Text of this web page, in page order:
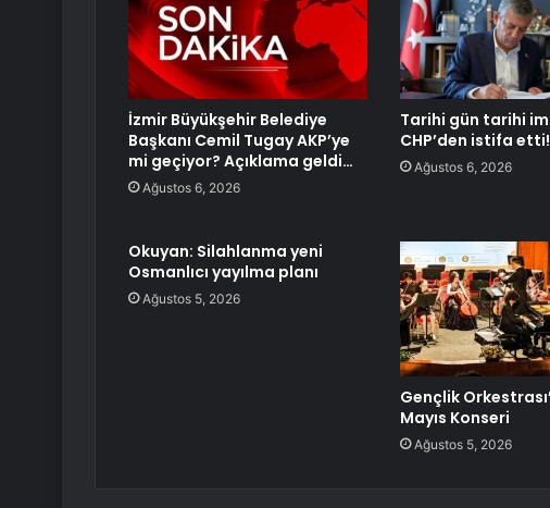
İzmir Büyükşehir Belediye
Başkanı Cemil Tugay AKP’ye
mi geçiyor? Açıklama geldi…
Ağustos 6, 2026
Tarihi gün tarihi
CHP’den istifa etti!
Ağustos 6, 2026
Okuyan: Silahlanma yeni
Osmanlıcı yayılma planı
Ağustos 5, 2026
Gençlik
Mayıs Konseri
Ağustos 5, 2026